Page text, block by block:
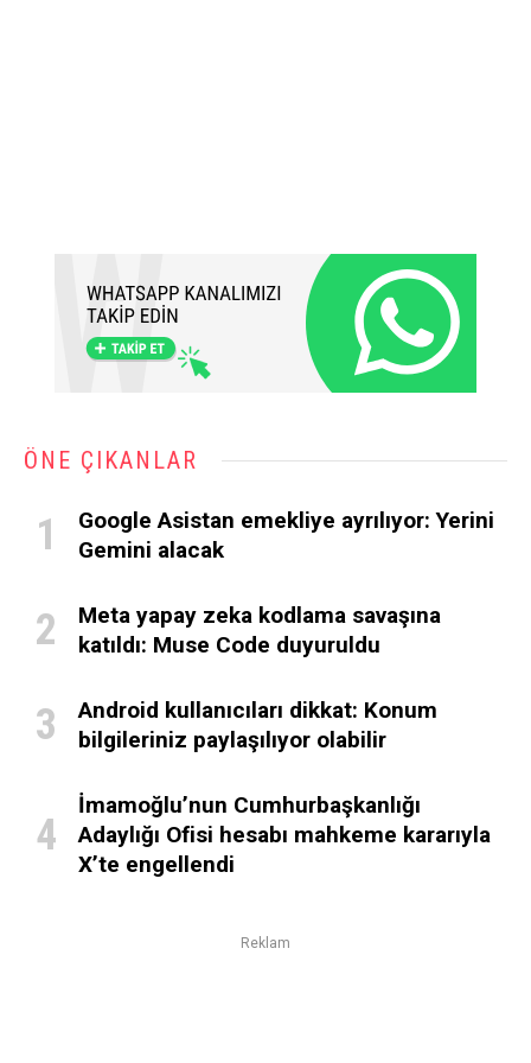
ÖNE ÇIKANLAR
Google Asistan emekliye ayrılıyor: Yerini
Gemini alacak
Meta yapay zeka kodlama savaşına
katıldı: Muse Code duyuruldu
Android kullanıcıları dikkat: Konum
bilgileriniz paylaşılıyor olabilir
İmamoğlu’nun Cumhurbaşkanlığı
Adaylığı Ofisi hesabı mahkeme kararıyla
X’te engellendi
Reklam